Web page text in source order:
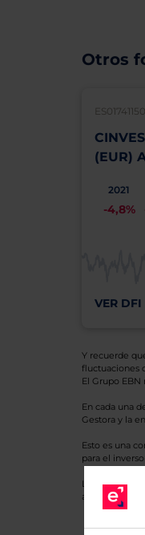
Otros
(EUR)
2021
-4,8%
VER DFI
Y recuerde
fluctuaciones
El Grupo
En cada una
Gestora y la
Esto es una
para el
Los datos de
anterior a